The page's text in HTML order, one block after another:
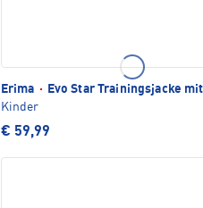
Erima ·
Evo Star Trainingsjacke
Kinder
€ 59,99